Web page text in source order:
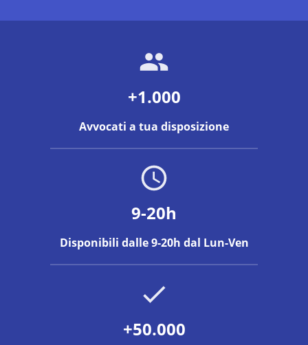
+1.000
Avvocati a tua disposizione
9-20h
Disponibili dalle 9-20h dal Lun-Ven
+50.000